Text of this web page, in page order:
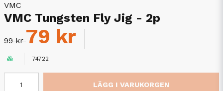
VMC
VMC Tungsten Fly Jig - 2p
99 kr79 kr
74722
LÄGG I VARUKORGEN